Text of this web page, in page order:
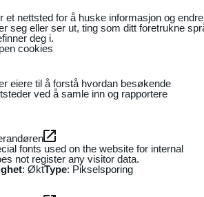
et nettsted for å huske informasjon og
seg eller ser ut, ting som ditt foretrukne
deg i.
cookies
eiere til å forstå hvordan besøkende
ved å samle inn og rapportere
fonts used on the website for internal
not register any visitor data.
: ØktType: Pikselsporing